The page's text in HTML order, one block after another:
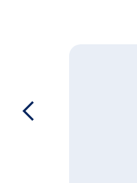
arrow_back_ios